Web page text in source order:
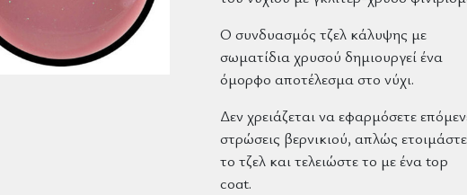
Ο συνδυασμός τζελ κάλυψης με
σωματίδια χρυσού δημιουργεί ένα
όμορφο αποτέλεσμα στο νύχι.
Δεν χρειάζεται να εφαρμόσετε
στρώσεις βερνικιού, απλώς ετοιμάστε
το τζελ και τελειώστε το με ένα top
coat.